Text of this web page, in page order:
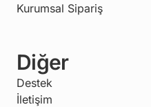
Kurumsal Sipariş
Diğer
Destek
İletişim